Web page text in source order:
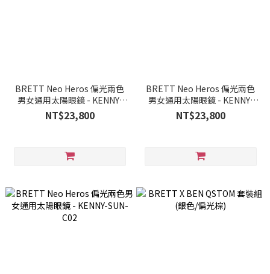
BRETT Neo Heros 偏光兩色
男女通用太陽眼鏡 - KENNY-
SUN-C06
NT$23,800
BRETT Neo Heros 偏光兩色
男女通用太陽眼鏡 - KENNY-
SUN-C04
NT$23,800